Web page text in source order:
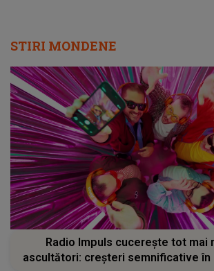
STIRI MONDENE
Radio Impuls cucerește tot mai
ascultători: creșteri semnificative în